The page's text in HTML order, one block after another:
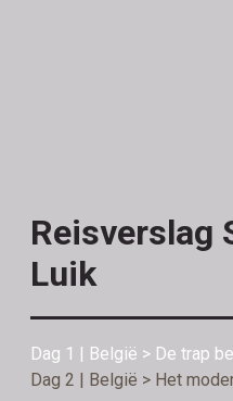
Reisverslag
Luik
Dag 1 | België > De trap
Dag 2 | België > Het